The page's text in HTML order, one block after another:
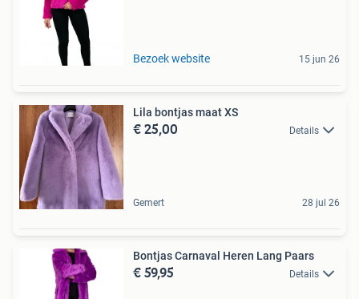
Bezoek website 15 jun 26
Lila bontjas maat XS
€ 25,00 Details
Gemert 28 jul 26
Bontjas Carnaval Heren Lang Paars
€ 59,95 Details